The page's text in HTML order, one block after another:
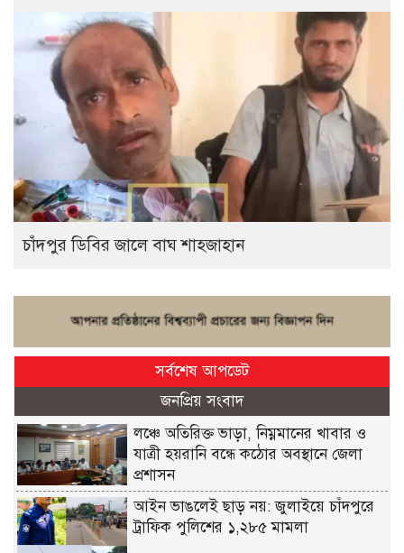
চাঁদপুর ডিবির জালে বাঘ শাহজাহান
সর্বশেষ আপডেট
জনপ্রিয় সংবাদ
লঞ্চে অতিরিক্ত ভাড়া, নিম্নমানের খাবার ও
যাত্রী হয়রানি বন্ধে কঠোর অবস্থানে জেলা
প্রশাসন
আইন ভাঙলেই ছাড় নয়: জুলাইয়ে চাঁদপুরে
ট্রাফিক পুলিশের ১,২৮৫ মামলা